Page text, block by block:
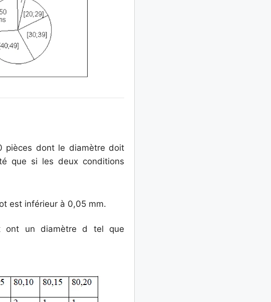
pièces dont le diamètre doit
que si les deux conditions
est inférieur à 0,05 mm.
un diamètre d tel que